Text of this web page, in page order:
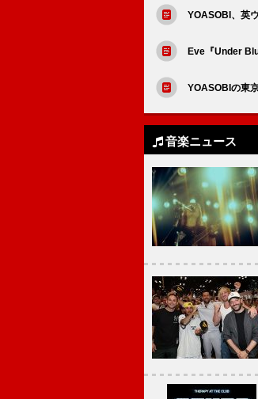
YOASOBI、英
Eve『Under
YOASOBIの東
音楽ニュース